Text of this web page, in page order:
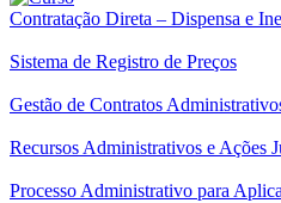
Contratação Direta – Dispensa e
Sistema de Registro de Preços
Gestão de Contratos
Recursos Administrativos e Ações
Processo Administrativo para